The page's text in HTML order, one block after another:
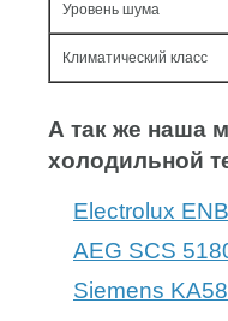
Уровень шума
Климатический класс
А так же наша
холодильной
Electrolux
AEG SCS
Siemens